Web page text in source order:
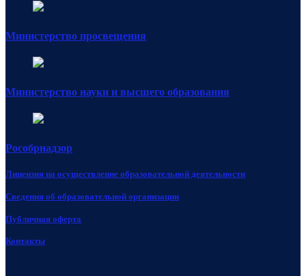
Министерство просвещения
Министерство науки и высшего образования
Рособрнадзор
Лицензия на осуществление образовательной деятельности
Сведения об образовательной организации
Публичная оферта
Контакты